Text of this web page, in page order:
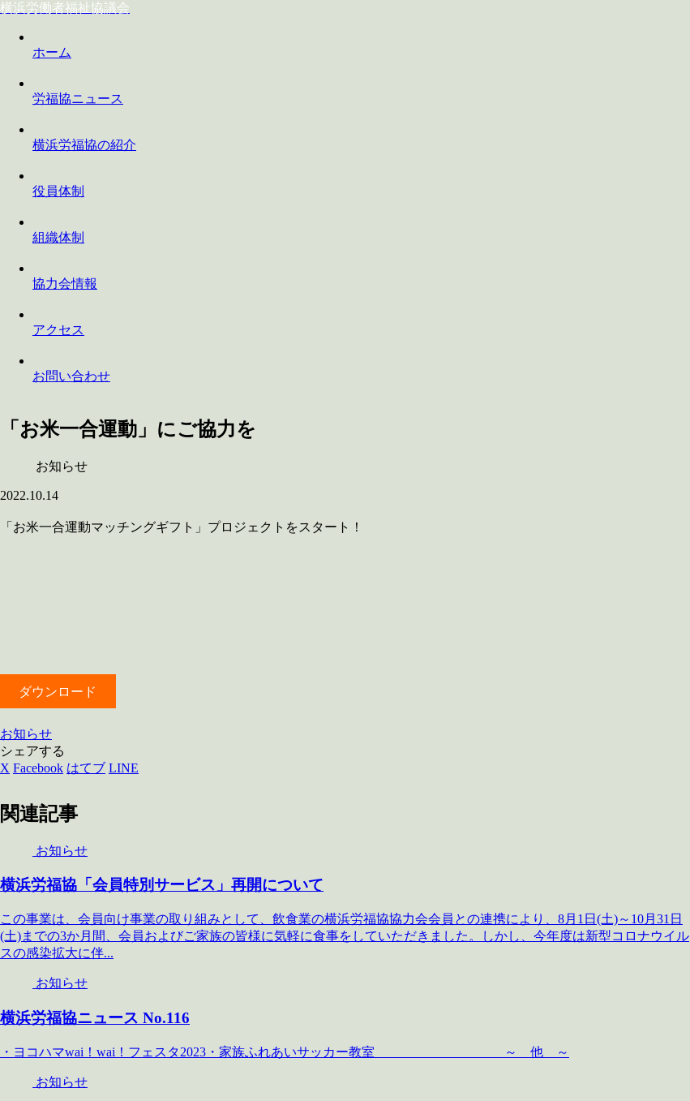
横浜労働者福祉協議会
ホーム
労福協ニュース
横浜労福協の紹介
役員体制
組織体制
協力会情報
アクセス
お問い合わせ
「お米一合運動」にご協力を
お知らせ
2022.10.14
「お米一合運動マッチングギフト」プロジェクトをスタート！
ダウンロード
お知らせ
シェアする
X Facebook はてブ LINE
関連記事
お知らせ
横浜労福協「会員特別サービス」再開について
この事業は、会員向け事業の取り組みとして、飲食業の横浜労福協協力会会員との連携により、8月1日(土)～10月31日
(土)までの3か月間、会員およびご家族の皆様に気軽に食事をしていただきました。しかし、今年度は新型コロナウイル
スの感染拡大に伴...
お知らせ
横浜労福協ニュース No.116
・ヨコハマwai！wai！フェスタ2023・家族ふれあいサッカー教室 ～ 他 ～
お知らせ